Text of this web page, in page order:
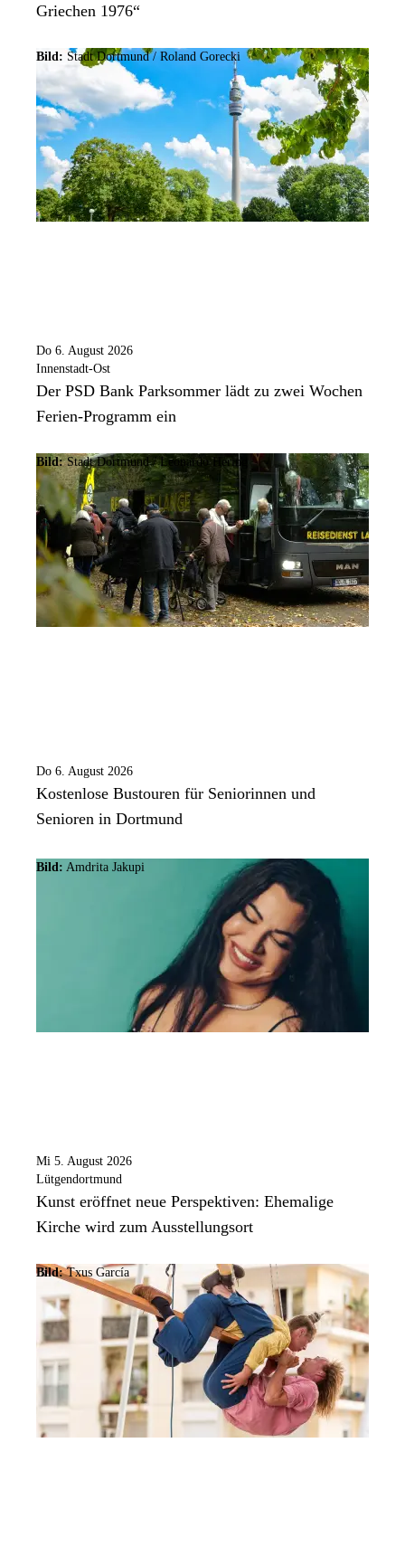
Griechen 1976“
Bild: Stadt Dortmund / Roland Gorecki
Do 6. August 2026
Innenstadt-Ost
Der PSD Bank Parksommer lädt zu zwei Wochen
Ferien-Programm ein
Bild: Stadt Dortmund / Leonardo Hering
Do 6. August 2026
Kostenlose Bustouren für Seniorinnen und
Senioren in Dortmund
Bild: Amdrita Jakupi
Mi 5. August 2026
Lütgendortmund
Kunst eröffnet neue Perspektiven: Ehemalige
Kirche wird zum Ausstellungsort
Bild: Txus García